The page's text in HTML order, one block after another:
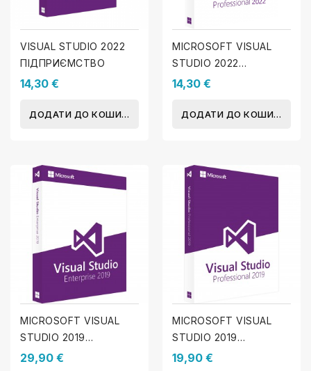
VISUAL STUDIO 2022
ПІДПРИЄМСТВО
14,30 €
ДОДАТИ ДО КОШИКА
MICROSOFT VISUAL
STUDIO 2022
ПРОФЕСІЙНИЙ
14,30 €
ДОДАТИ ДО КОШИКА
MICROSOFT VISUAL
STUDIO 2019
ENTERPRISE
29,90 €
MICROSOFT VISUAL
STUDIO 2019
ПРОФЕСІЙНИЙ
19,90 €